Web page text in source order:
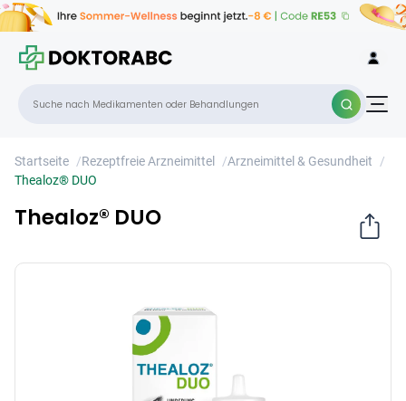
Startseite /Rezeptfreie Arzneimittel /Arzneimittel & Gesundheit
/
Thealoz® DUO
Thealoz® DUO
×